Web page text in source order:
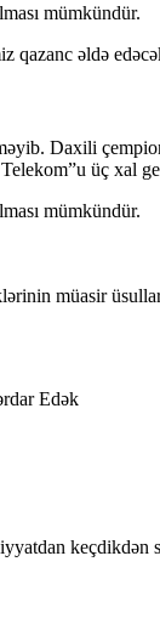
mümkündür.
qazanc əldə
Daxili
üç xal
mümkündür.
müasir
Edək